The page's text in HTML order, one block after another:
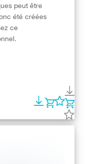
peut être
été créées
ce